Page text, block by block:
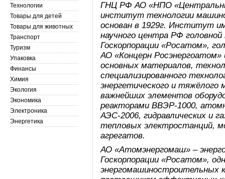
ГНЦ РФ АО «НПО
институт технологии
основан в 1929г. Институт
научного центра РФ
Госкорпорации «Росатом»,
АО «Концерн
основных материалов,
специализированного
энергетического и
важнейших элементов
реакторами ВВЭР-1000,
АЭС-2006, гидравлических и
тепловых электростанций,
агрегатов.
АО «Атомэнергомаш» –
Госкорпорации «Росатом»,
энергомашиностроительных
Технологии
Товары для детей
Товары для животных
Транспорт
Туризм
Упаковка
Финансы
Химия
Экология
Экономика
Электроника
Энергетика